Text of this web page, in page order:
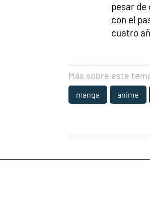
pesar de
con el
cuatro
Más sobre este
manga anime